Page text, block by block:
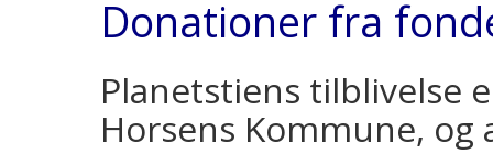
Donationer fra
Planetstiens tilblivelse
Horsens Kommune,